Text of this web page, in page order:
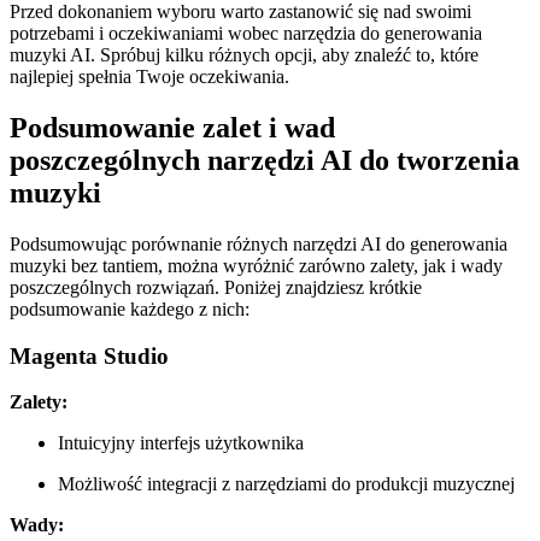
Przed dokonaniem wyboru warto zastanowić się nad swoimi
potrzebami i oczekiwaniami wobec narzędzia do generowania
muzyki AI. Spróbuj kilku różnych opcji, aby znaleźć to, które
najlepiej spełnia Twoje oczekiwania.
Podsumowanie zalet i wad
poszczególnych narzędzi AI do tworzenia
muzyki
Podsumowując porównanie różnych narzędzi AI do generowania
muzyki bez tantiem, można wyróżnić zarówno zalety, jak i wady
poszczególnych rozwiązań. Poniżej znajdziesz krótkie
podsumowanie każdego z nich:
Magenta Studio
Zalety:
Intuicyjny interfejs użytkownika
Możliwość integracji z narzędziami do produkcji muzycznej
Wady: